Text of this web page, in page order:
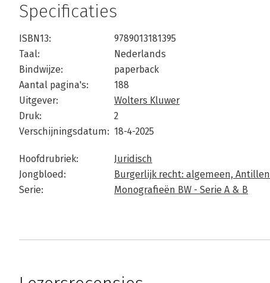
Specificaties
ISBN13:
9789013181395
Taal:
Nederlands
Bindwijze:
paperback
Aantal pagina's:
188
Uitgever:
Wolters Kluwer
Druk:
2
Verschijningsdatum: 18-4-2025
Hoofdrubriek:
Juridisch
Jongbloed:
Burgerlijk recht: algemeen, Antillen
Serie:
Monografieën BW - Serie A & B